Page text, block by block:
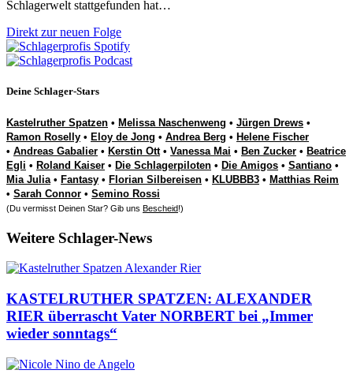
Schlagerwelt stattgefunden hat…
Direkt zur neuen Folge
Deine Schlager-Stars
Kastelruther Spatzen • Melissa Naschenweng • Jürgen Drews •
Ramon Roselly • Eloy de Jong • Andrea Berg • Helene Fischer
• Andreas Gabalier • Kerstin Ott• Vanessa Mai • Ben Zucker • Beatrice
Egli • Roland Kaiser • Die Schlagerpiloten • Die Amigos • Santiano •
Mia Julia• Fantasy • Florian Silbereisen • KLUBBB3 • Matthias Reim
• Sarah Connor • Semino Rossi
(Du vermisst Deinen Star? Gib uns Bescheid!)
Weitere Schlager-News
KASTELRUTHER SPATZEN: ALEXANDER
RIER überrascht Vater NORBERT bei „Immer
wieder sonntags“